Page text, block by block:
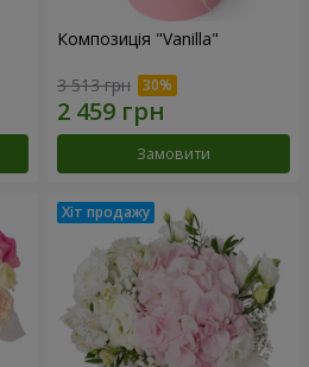
Композиція "Vanilla"
3 513 грн
Замовити